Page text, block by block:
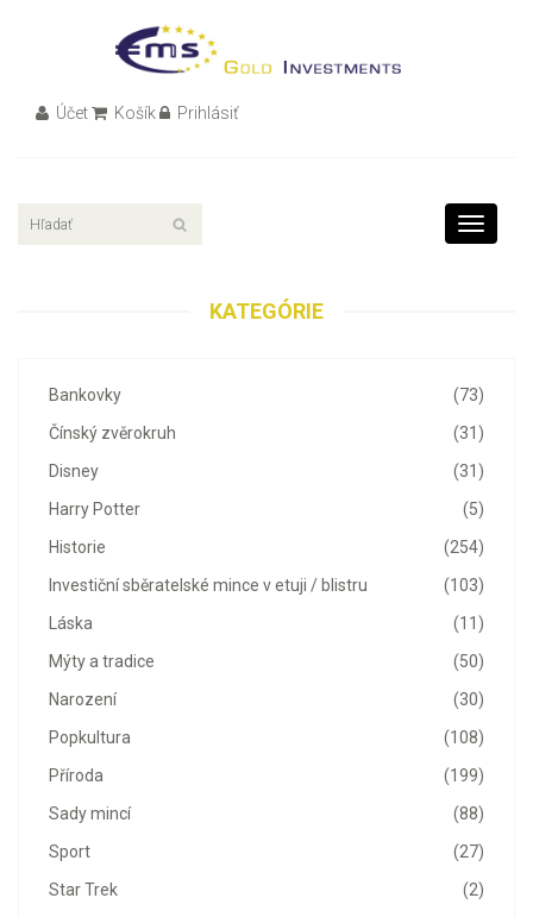
Účet Košík Prihlásiť
Toggle
KATEGÓRIE
(73)
Bankovky
(31)
Čínský zvěrokruh
(31)
Disney
(5)
Harry Potter
(254)
Historie
(103)
Investiční sběratelské mince v etuji / blistru
(11)
Láska
(50)
Mýty a tradice
(30)
Narození
(108)
Popkultura
(199)
Příroda
(88)
Sady mincí
(27)
Sport
(2)
Star Trek